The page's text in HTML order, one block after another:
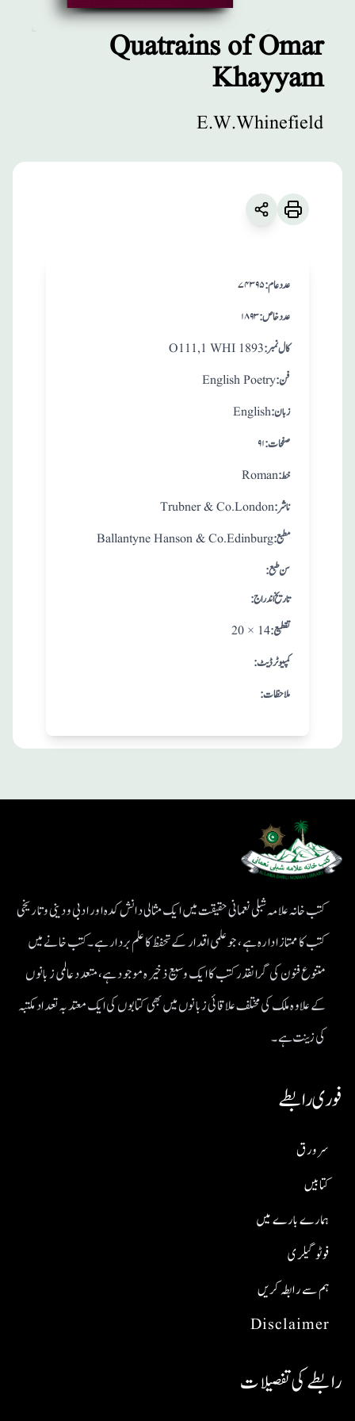
Quatrains of Omar
Khayyam
E.W.Whinefield
۷۴۳۹۵:عدد عام
۱۸۹۳:عدد خاص
O111,1 WHI 1893 :کال نمبر
English Poetry :فن
English:زبان
۹۱ :صفحات
Roman:خط
Trubner & Co.London :ناشر
Ballantyne Hanson & Co.Edinburg:مطبع
: سن طبع
: تاريخ اندراج
20 × 14 :تقطيع
:کمپیوٹر ڈیٹ
:ملاحظات
کتب خانہ علامہ شبلی نعمانی حقیقت میں ایک مثالی دانش کدہ اور ادبی ودینی و تاریخی
کتب کا ممتاز ادارہ ہے، جو علمی اقدار کے تحفظ کا علم بردار ہے۔کتب خانے میں
متنوع فنون کی گرانقدر کتب کا ایک وسیع ذخیرہ موجود ہے، متعدد عالمی زبانوں
کے علاوہ ملک کی مختلف علاقائی زبانوں میں بھی کتابوں کی ایک معتد بہ تعداد مکتبہ
کی زینت ہے۔
فوری رابطے
Disclaimer
ہم سے رابطہ کریں
فوٹو گیلری
ہمارے بارے میں
کتابیں
سر ورق
رابطے کی تفصیلات